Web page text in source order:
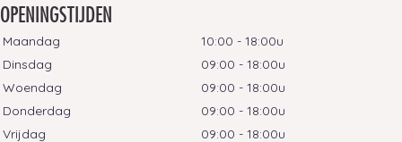
OPENINGSTIJDEN
Maandag
10:00 - 18:00u
Dinsdag
09:00 - 18:00u
Woendag
09:00 - 18:00u
Donderdag
09:00 - 18:00u
Vrijdag
09:00 - 18:00u